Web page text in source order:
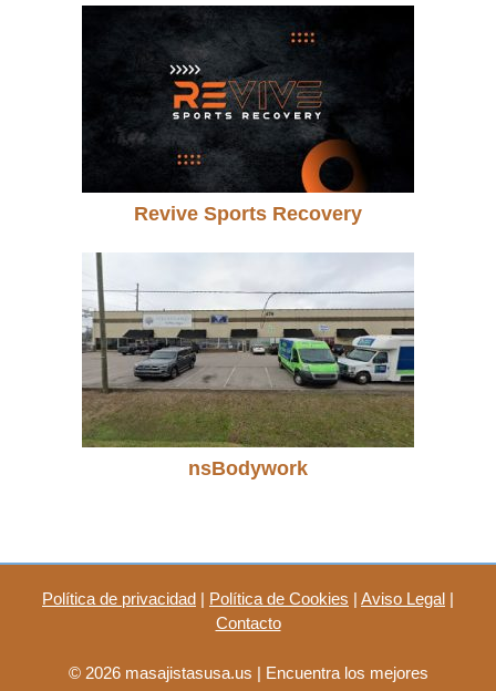
Revive Sports Recovery
nsBodywork
Política de privacidad | Política de Cookies | Aviso Legal |
Contacto
© 2026 masajistasusa.us | Encuentra los mejores